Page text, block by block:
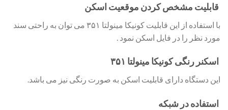
قابلیت مشخص کردن موقعیت اسکن
با استفاده از این قابلیت کونیکا مینولتا ۳۵۱ می توان به راحتی سند
مورد نظر را در فایل اسکن نمود .
اسکنر رنگی کونیکا مینولتا ۳۵۱
این دستگاه دارای قابلیت اسکن به صورت رنگی نیز می باشد.
استفاده در شبکه